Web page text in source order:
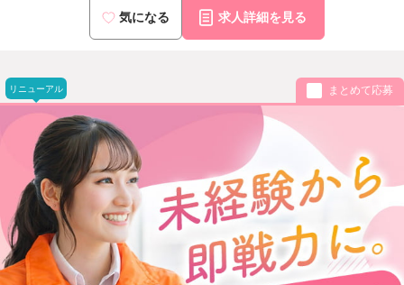
気になる 求人詳細を見る
リニューアル まとめて応募